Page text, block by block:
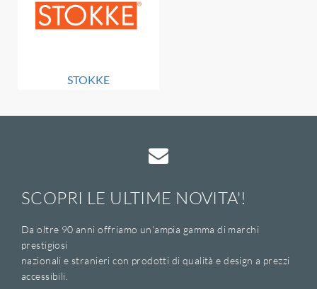
STOKKE
SCOPRI LE ULTIME NOVITA'!
Da oltre 90 anni offriamo un'ampia gamma di marchi
prestigiosi
nazionali e stranieri con prodotti di qualità e design a prezzi
accessibili.